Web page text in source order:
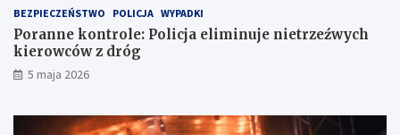
w
k
a
w
l
y
c
h
k
i
BEZPIECZEŃSTWO POLICJA WYPADKI
Poranne kontrole: Policja eliminuje nietrzeźwych
kierowców z dróg
5 maja 2026